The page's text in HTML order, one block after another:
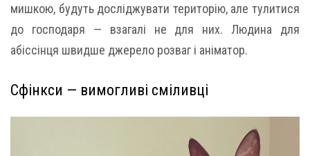
мишкою, будуть досліджувати територію, але тулитися
до господаря — взагалі не для них. Людина для
абіссінця швидше джерело розваг і аніматор.
Сфінкси — вимогливі сміливці